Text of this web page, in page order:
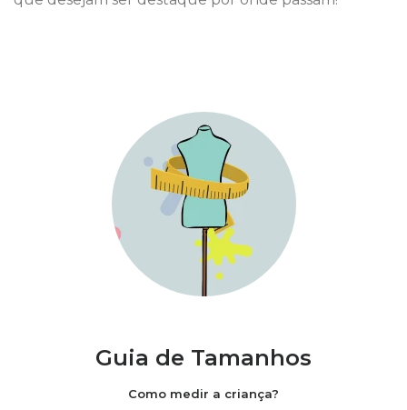
Guia de Tamanhos
Como medir a criança?